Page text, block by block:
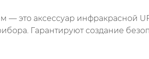
— это аксессуар инфракрасной
Гарантируют создание